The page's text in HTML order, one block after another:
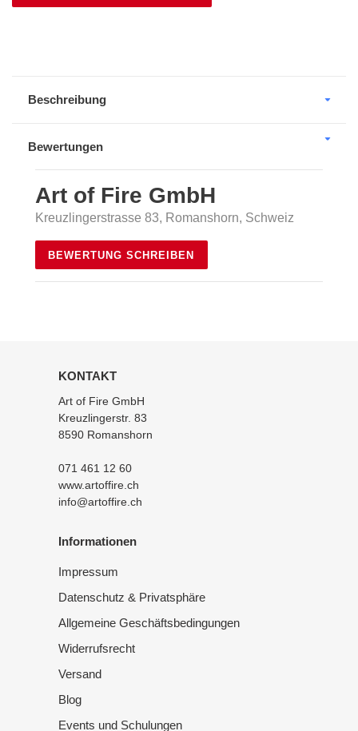
hinzugefügt
Beschreibung
Bewertungen
Art of Fire GmbH
Kreuzlingerstrasse 83, Romanshorn, Schweiz
BEWERTUNG SCHREIBEN
KONTAKT
Art of Fire GmbH
Kreuzlingerstr. 83
8590 Romanshorn
071 461 12 60
www.artoffire.ch
info@artoffire.ch
Informationen
Impressum
Datenschutz & Privatsphäre
Allgemeine Geschäftsbedingungen
Widerrufsrecht
Versand
Blog
Events und Schulungen